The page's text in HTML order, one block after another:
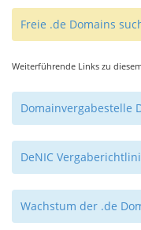
Freie .de Domains
Weiterführende Links zu
Domainvergabestelle
DeNIC
Wachstum der .de